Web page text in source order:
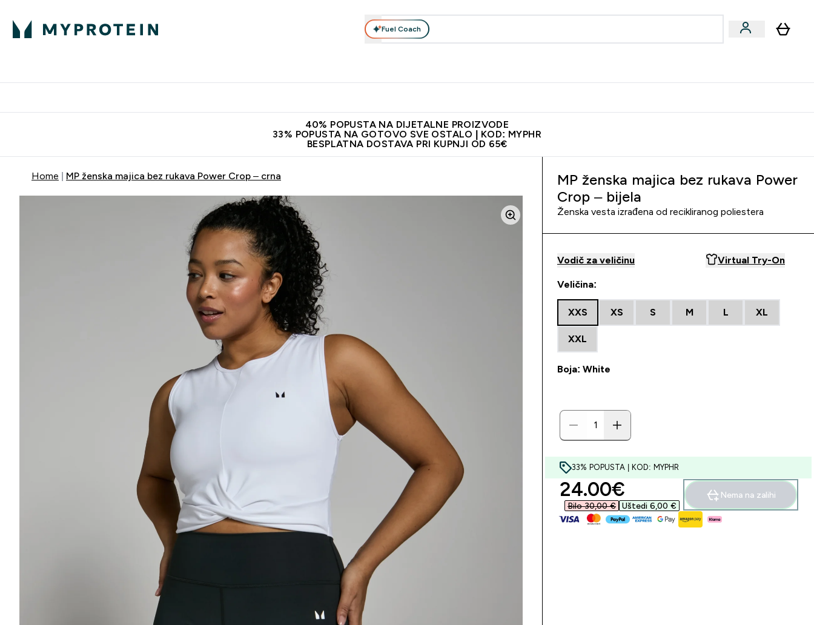
Fuel Coach
40% POPUSTA NA DIJETALNE PROIZVODE
33% POPUSTA NA GOTOVO SVE OSTALO | KOD: MYPHR
BESPLATNA DOSTAVA PRI KUPNJI OD 65€
Home MP ženska majica bez rukava Power Crop – crna
MP ženska majica bez rukava Power
Crop – bijela
Ženska vesta izrađena od recikliranog poliestera
Vodič za veličinu Virtual Try-On
Veličina:
XXS XS S M L XL
XXL
Boja: White
33% POPUSTA | KOD: MYPHR
discounted price
24.00€‎
Bilo 30,00 €‎ Uštedi 6,00 €‎
Nema na zalihi